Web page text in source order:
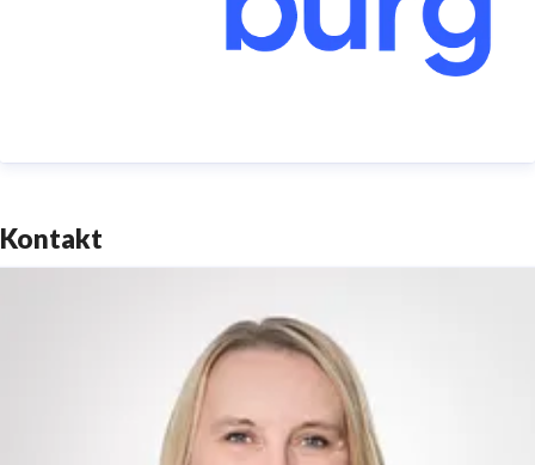
TMB Tourismus-Marketing Brandenburg GmbH,
Babelsberger Straße 26, 14473 Potsdam
29873-73
Amtsgericht Potsdam HRB 11403 | Ust-IdNr.
DE194533636Vorsitzender des Aufsichtsrates:
Staatssekretär Hendrik Fischer | Geschäftsführer:
Dieter Hütte
Kontakt